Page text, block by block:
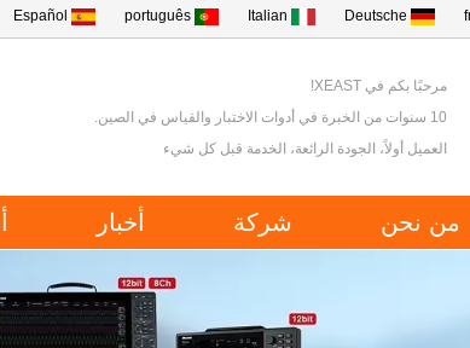
Deutsche
Italian
português
Español
مرحبًا بكم في XEAST!
10 سنوات من الخبرة في أدوات الاختبار والقياس في الصين.
العميل أولاً، الجودة الرائعة، الخدمة قبل كل شيء
من نحن شركة أخبار